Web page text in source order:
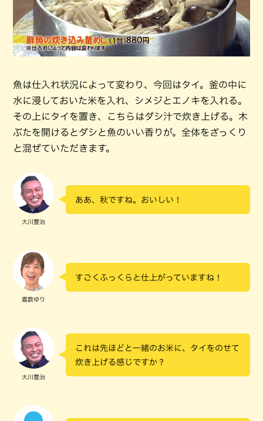
魚は仕入れ状況によって変わり、今回はタイ。釜の中に
水に浸しておいた米を入れ、シメジとエノキを入れる。
その上にタイを置き、こちらはダシ汁で炊き上げる。木
ぶたを開けるとダシと魚のいい香りが。全体をざっくり
と混ぜていただきます。
大川豊治
ああ、秋ですね。おいしい！
嘉数ゆり
すごくふっくらと仕上がっていますね！
大川豊治
これは先ほどと一緒のお米に、タイをのせて
炊き上げる感じですか？